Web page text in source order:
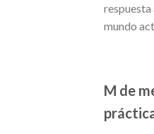
respuesta
mundo
M de